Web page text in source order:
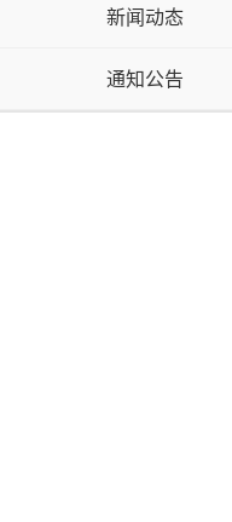
新闻动态
通知公告